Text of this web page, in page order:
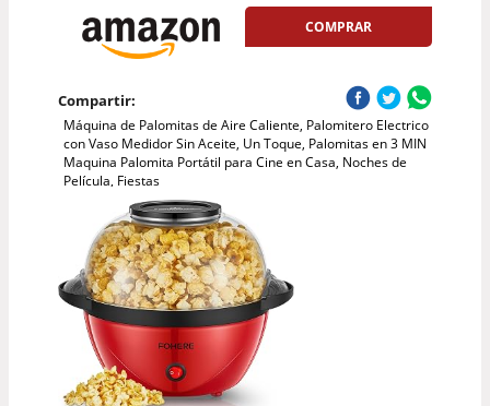
COMPRAR
Compartir:
Máquina de Palomitas de Aire Caliente, Palomitero Electrico
con Vaso Medidor Sin Aceite, Un Toque, Palomitas en 3 MIN
Maquina Palomita Portátil para Cine en Casa, Noches de
Película, Fiestas